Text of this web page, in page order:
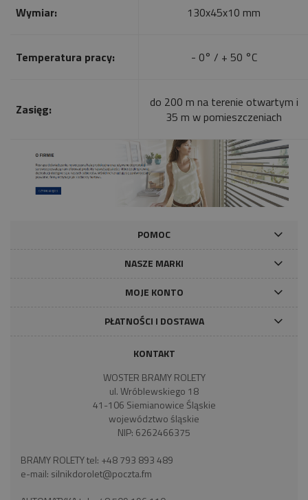
Wymiar: 130x45x10 mm
Temperatura pracy: - 0° / + 50 °C
Zasięg:
do 200 m na terenie otwartym i
35 m w pomieszczeniach
POMOC
NASZE MARKI
MOJE KONTO
PŁATNOŚCI I DOSTAWA
KONTAKT
WOSTER BRAMY ROLETY
ul. Wróblewskiego 18
41-106 Siemianowice Śląskie
województwo śląskie
NIP: 6262466375
BRAMY ROLETY tel: +48 793 893 489
e-mail: silnikdorolet@poczta.fm